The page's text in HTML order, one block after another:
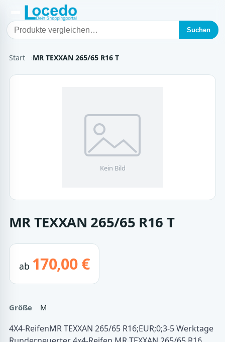
Suchen
Start MR TEXXAN 265/65 R16 T
MR TEXXAN 265/65 R16 T
ab 170,00 €
Größe M
4X4-ReifenMR TEXXAN 265/65 R16;EUR;0;3-5 Werktage